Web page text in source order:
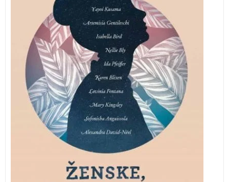
spreminjale svet.
“Popotniška knjiga leta!”
The Independent
Ženske, na katere mislim ponoči